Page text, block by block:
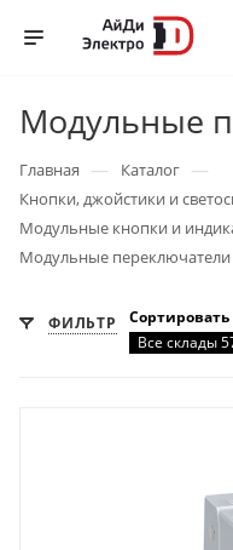
Модульные
Главная — Каталог —
Кнопки, джойстики и
Модульные кнопки и
Модульные переключатели
ФИЛЬТР
Все склады